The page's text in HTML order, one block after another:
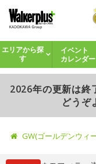
エリアから探
す
イベント
カレンダー
2026年の更新は終
どうぞ
GW(ゴールデンウィ